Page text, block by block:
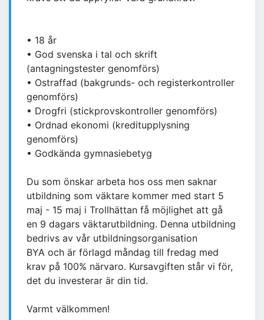
• 18 år
• God svenska i tal och skrift
(antagningstester genomförs)
• Ostraffad (bakgrunds- och registerkontroller
genomförs)
• Drogfri (stickprovskontroller genomförs)
• Ordnad ekonomi (kreditupplysning
genomförs)
• Godkända gymnasiebetyg
Du som önskar arbeta hos oss men saknar
utbildning som väktare kommer med start 5
maj - 15 maj i Trollhättan få möjlighet att gå
en 9 dagars väktarutbildning. Denna utbildning
bedrivs av vår utbildningsorganisation
BYA och är förlagd måndag till fredag med
krav på 100% närvaro. Kursavgiften står vi för,
det du investerar är din tid.
Varmt välkommen!